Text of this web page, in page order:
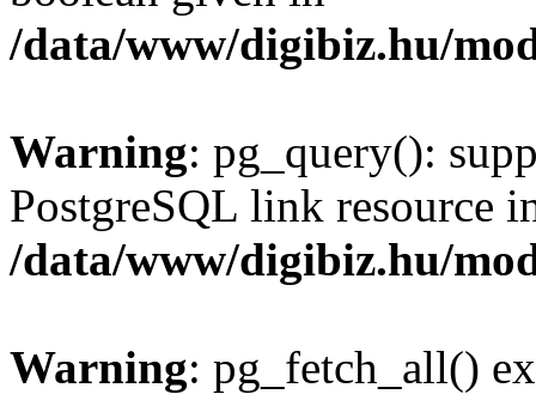
/data/www/digibiz.hu/
Warning: pg_query():
PostgreSQL link resource
/data/www/digibiz.hu/
Warning: pg_fetch_all()